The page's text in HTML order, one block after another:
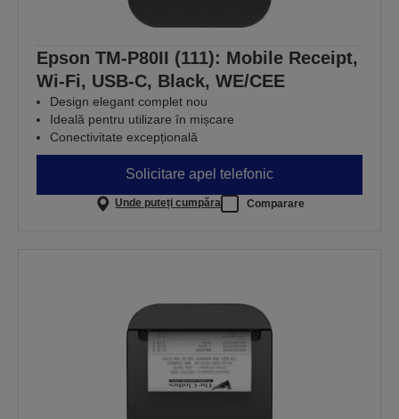
Epson TM-P80II (111): Mobile Receipt,
Wi-Fi, USB-C, Black, WE/CEE
Design elegant complet nou
Ideală pentru utilizare în mișcare
Conectivitate excepțională
Solicitare apel telefonic
Unde puteți cumpăra Comparare